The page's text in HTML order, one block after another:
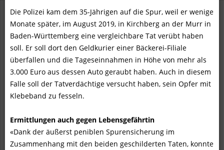
Die Polizei kam dem 35-Jährigen auf die Spur, weil er wenige
Monate später, im August 2019, in Kirchberg an der Murr in
Baden-Württemberg eine vergleichbare Tat verübt haben
soll. Er soll dort den Geldkurier einer Bäckerei-Filiale
überfallen und die Tageseinnahmen in Höhe von mehr als
3.000 Euro aus dessen Auto geraubt haben. Auch in diesem
Falle soll der Tatverdächtige versucht haben, sein Opfer mit
Klebeband zu fesseln.
Ermittlungen auch gegen Lebensgefährtin
«Dank der äußerst peniblen Spurensicherung im
Zusammenhang mit den beiden geschilderten Taten, konnte